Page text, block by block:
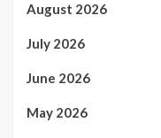
August 2026
July 2026
June 2026
May 2026